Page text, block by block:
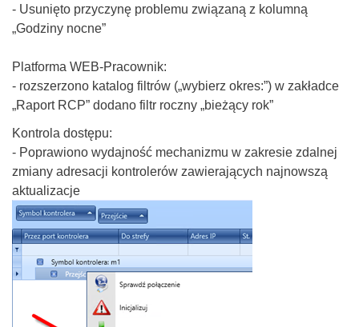
- Usunięto przyczynę problemu związaną z kolumną
„Godziny nocne”
Platforma WEB-Pracownik:
- rozszerzono katalog filtrów („wybierz okres:”) w zakładce
„Raport RCP” dodano filtr roczny „bieżący rok”
Kontrola dostępu:
- Poprawiono wydajność mechanizmu w zakresie zdalnej
zmiany adresacji kontrolerów zawierających najnowszą
aktualizacje